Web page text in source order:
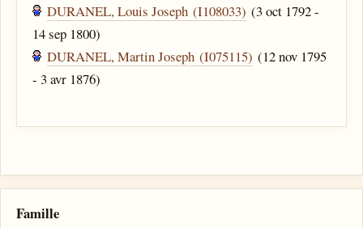
DURANEL, Louis Joseph (I108033) (3 oct 1792 -
14 sep 1800)
DURANEL, Martin Joseph (I075115) (12 nov 1795
- 3 avr 1876)
Famille